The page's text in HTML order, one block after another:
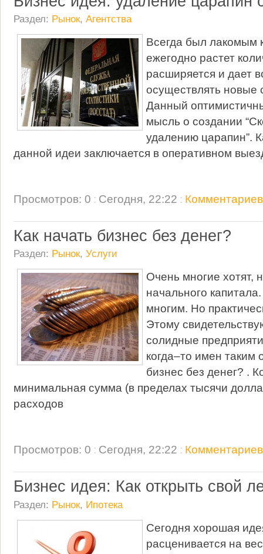
Раздел: Рынок, Агентства
Всегда был лакомым
ежегодно растет
расширяется и дает
осуществлять новые
Данный
мысль о создании
удалению царапин”.
данной идеи заключается в оперативном
Просмотров: 0 : Сегодня, 22:22 :
Как начать бизнес без денег?
Раздел: Рынок, Услуги
Очень многие хотят,
начального
многим. Но
Этому
солидные
когда–то имен
бизнес без денег? .
минимальная сумма (в пределах тысячи
расходов
Просмотров: 0 : Сегодня, 22:22 :
Бизнес идея: Как открыть свой
Раздел: Рынок, Ипотека
Сегодня хорошая
расценивается на